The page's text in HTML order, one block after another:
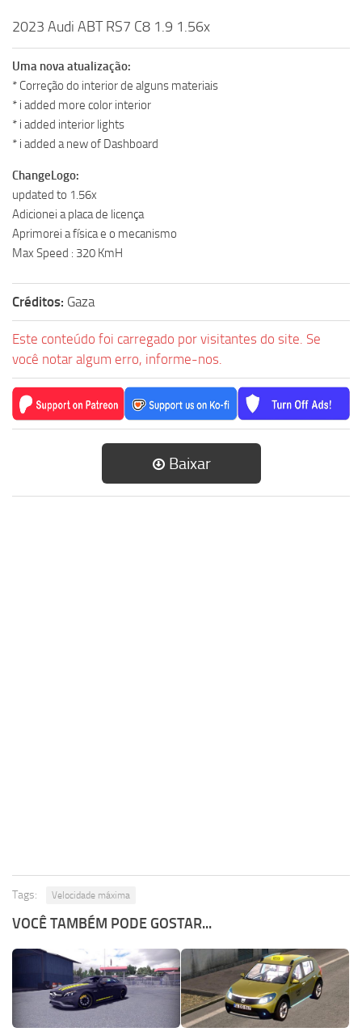
2023 Audi ABT RS7 C8 1.9 1.56x
Uma nova atualização:
* Correção do interior de alguns materiais
* i added more color interior
* i added interior lights
* i added a new of Dashboard
ChangeLogo:
updated to 1.56x
Adicionei a placa de licença
Aprimorei a física e o mecanismo
Max Speed : 320 KmH
Créditos: Gaza
Este conteúdo foi carregado por visitantes do site. Se
você notar algum erro, informe-nos.
Baixar
Tags: Velocidade máxima
VOCÊ TAMBÉM PODE GOSTAR...